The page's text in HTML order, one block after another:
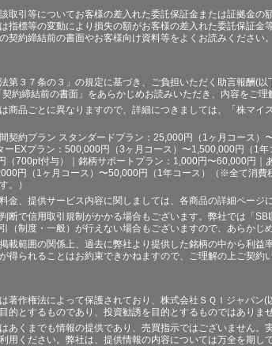
取引等についてお客様の差入れた委託保証金または証拠金
指標等の変動により損失の額がお客様の差入れた委託保証
契約締結前の書面やお客様向け資料等をよくお読みください。
第３７条の３」の規定に基づき、ご負担いただく助言報酬(
約締結前の書面」をあらかじめお読みいただき、内容をご理
商品ごとに異なりますので、詳細につきましては、「株マ
約プラン スタンダードプラン：25,000円（1ヶ月コース）
ーEXプラン：500,000円（3ヶ月コース）〜1,500,000円（1
（700pt付与）｜銘柄サポートプラン：1,000円〜60,000円
円（1ヶ月コース）〜50,000円（1年コース）（※全て消
。）
金、提供サービス内容に関しましては、各商品の詳細ページ
断で信用取引規制がかかる場合もございます。弊社では「
（制度・一般）が行えない場合もございますので、あらかじ
載範囲の関係上、過去に弊社より提供した銘柄の中から利
得られることはお約束できかねますので、ご理解の上ご契約
著作権法によって保護されており、株式会社ＳＱＩジャパン
的とするものであり、投資勧誘を目的とするものではありませ
あくまでも情報の提供であり、売買指示ではございません
用ください。弊社は、提供情報の内容については万全を期